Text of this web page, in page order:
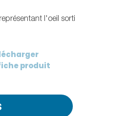
l'oeil sorti
produit